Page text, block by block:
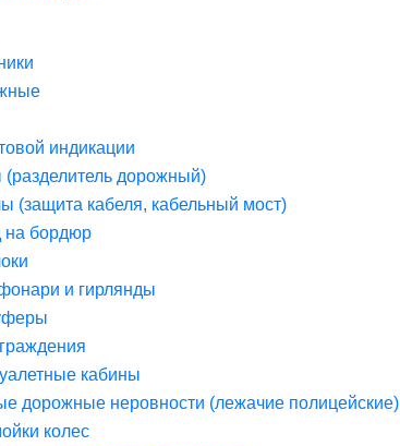
индикации
дорожный)
(защита кабеля, кабельный мост)
на бордюр
и гирлянды
кабины
дорожные неровности (лежачие полицейские)
колес